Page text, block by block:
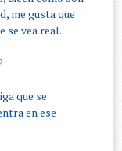
me gusta que
se vea real.
que se
en ese